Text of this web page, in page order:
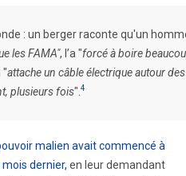
: un berger raconte qu'un
les FAMA", l’a "forcé à boire
"attache un câble électrique autour des
plusieurs fois". 4
malien avait commencé à
dernier, en leur demandant